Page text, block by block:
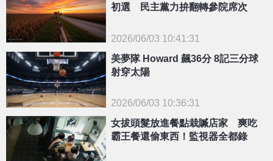
初選 民主黨力拚翻轉參院席次
2026/06/03 10:41:31
{PLAYICON}
美夢隊 Howard 飆36分 8記三分球
射穿太陽
2026/06/03 10:36:31
女拔頭髮放進餐點栽贓店家 爽吃
霸王餐還偷東西！監視器全都錄